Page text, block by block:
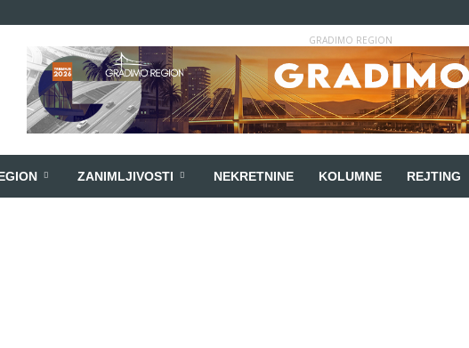
GRADIMO REGION
ZANIMLJIVOSTI NEKRETNINE KOLUMNE REJTING